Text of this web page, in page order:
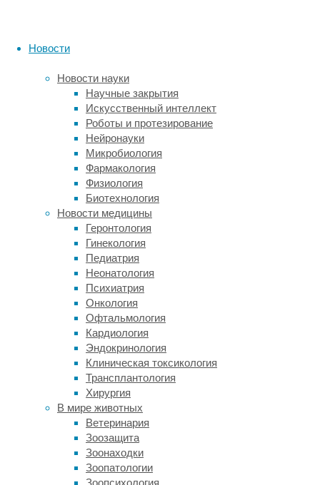
Новости
Новости науки
Научные закрытия
Искусственный интеллект
Роботы и протезирование
Нейронауки
Микробиология
Фармакология
Физиология
Биотехнология
Новости медицины
Геронтология
Гинекология
Педиатрия
Неонатология
Психиатрия
Онкология
Офтальмология
Кардиология
Эндокринология
Клиническая токсикология
Трансплантология
Хирургия
В мире животных
Ветеринария
Зоозащита
Зоонаходки
Зоопатологии
Зоопсихология
Ключевые
компоненты
линии
порошковой
окраски
Любая
технологическая
линия
комплекс
взаимосвязанного
оборудования.
Её
сердце
окрасочная
камера